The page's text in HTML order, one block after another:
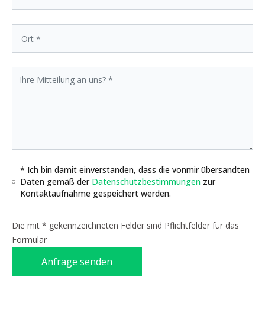
* Ich bin damit einverstanden, dass die vonmir übersandten
Daten gemäß der Datenschutzbestimmungen zur
Kontaktaufnahme gespeichert werden.
Die mit * gekennzeichneten Felder sind Pflichtfelder für das
Formular
Anfrage senden